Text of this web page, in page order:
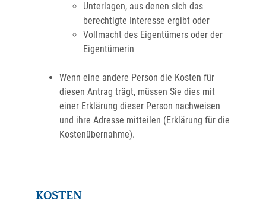
Unterlagen, aus denen sich das
berechtigte Interesse ergibt oder
Vollmacht des Eigentümers oder der
Eigentümerin
Wenn eine andere Person die Kosten für
diesen Antrag trägt, müssen Sie dies mit
einer Erklärung dieser Person nachweisen
und ihre Adresse mitteilen (Erklärung für die
Kostenübernahme).
KOSTEN